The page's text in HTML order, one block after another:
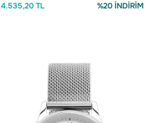
4.535,20 TL %20 İNDİRİM